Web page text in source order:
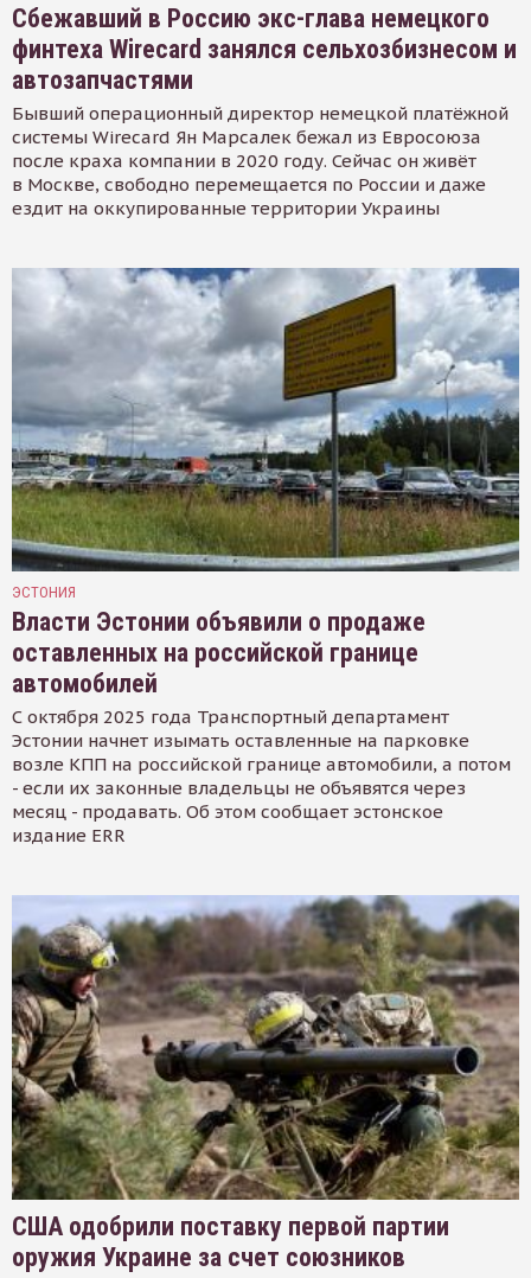
Сбежавший в Россию экс-глава немецкого
финтеха Wirecard занялся сельхозбизнесом и
автозапчастями
Бывший операционный директор немецкой платёжной
системы Wirecard Ян Марсалек бежал из Евросоюза
после краха компании в 2020 году. Сейчас он живёт
в Москве, свободно перемещается по России и даже
ездит на оккупированные территории Украины
ЭСТОНИЯ
Власти Эстонии объявили о продаже
оставленных на российской границе
автомобилей
С октября 2025 года Транспортный департамент
Эстонии начнет изымать оставленные на парковке
возле КПП на российской границе автомобили, а потом
- если их законные владельцы не объявятся через
месяц - продавать. Об этом сообщает эстонское
издание ERR
США одобрили поставку первой партии
оружия Украине за счет союзников